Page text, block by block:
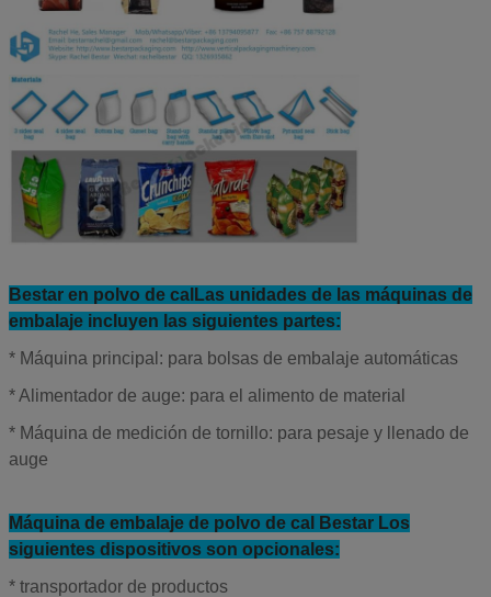
aire sugiere
el comentario
1El voltaje estándar de la máquina es de 220 V, de fase
para 380 V, tres fases, etc.
2Los tamaños mencionados anteriormente son los
Bestar en polvo de cal Las unidades de las máquinas de
embalaje incluyen las siguientes partes:
* Máquina principal: para bolsas de embalaje automáticas
* Alimentador de auge: para el alimento de material
* Máquina de medición de tornillo: para pesaje y llenado de
auge
Máquina de embalaje de polvo de cal Bestar Los
siguientes dispositivos son opcionales:
* transportador de productos